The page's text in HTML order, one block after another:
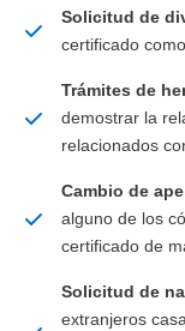
Solicitud de
certificado
Trámites de
demostrar la
relacionados
Cambio de
alguno de los
certificado de
Solicitud de
extranjeros